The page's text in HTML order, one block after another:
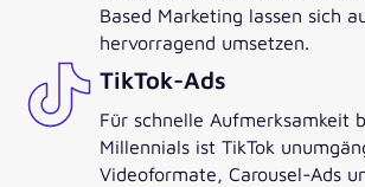
Based Marketing lassen sich
hervorragend umsetzen.
TikTok-Ads
Für schnelle Aufmerksamkeit
Millennials ist TikTok
Videoformate, Carousel-Ads